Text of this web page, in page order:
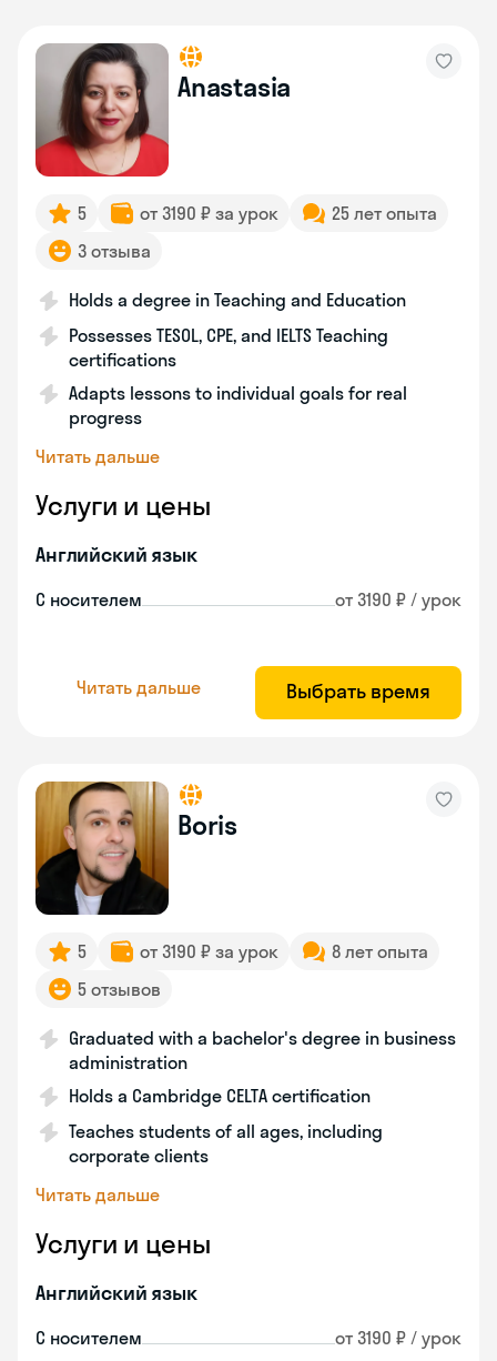
Anastasia
5 от 3190 ₽ за урок
25 лет опыта
3 отзыва
Holds a degree in Teaching and Education
Possesses TESOL, CPE, and IELTS Teaching
certifications
Adapts lessons to individual goals for real
progress
Читать дальше
Услуги и цены
Английский язык
С носителем от 3190 ₽ / урок
Читать дальше Выбрать время
Boris
5 от 3190 ₽ за урок
8 лет опыта
5 отзывов
Graduated with a bachelor's degree in business
administration
Holds a Cambridge CELTA certification
Teaches students of all ages, including
corporate clients
Читать дальше
Услуги и цены
Английский язык
С носителем от 3190 ₽ / урок